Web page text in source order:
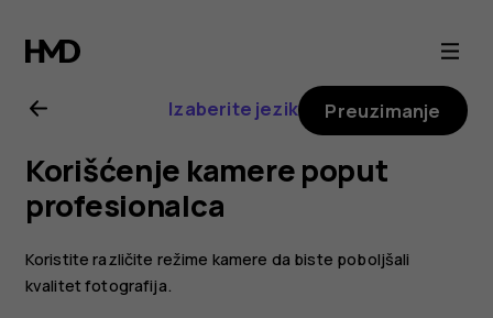
Nokia
6.2
uputstvo
za
korisnika
Izaberite jezik Preuzimanje
Korišćenje kamere poput
profesionalca
Koristite različite režime kamere da biste poboljšali
kvalitet fotografija.